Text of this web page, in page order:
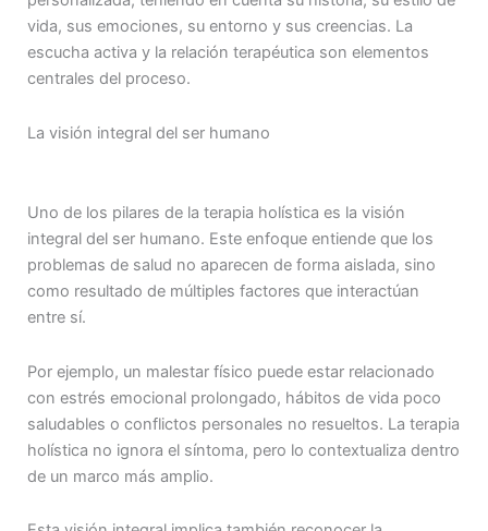
vida, sus emociones, su entorno y sus creencias. La
escucha activa y la relación terapéutica son elementos
centrales del proceso.
La visión integral del ser humano
Uno de los pilares de la terapia holística es la visión
integral del ser humano. Este enfoque entiende que los
problemas de salud no aparecen de forma aislada, sino
como resultado de múltiples factores que interactúan
entre sí.
Por ejemplo, un malestar físico puede estar relacionado
con estrés emocional prolongado, hábitos de vida poco
saludables o conflictos personales no resueltos. La terapia
holística no ignora el síntoma, pero lo contextualiza dentro
de un marco más amplio.